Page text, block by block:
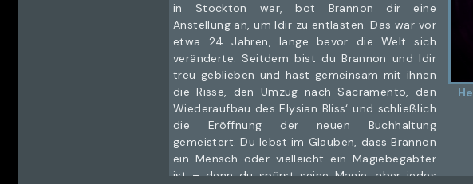
in Stockton war, bot Brannon dir eine
Anstellung an, um Idir zu entlasten. Das war vor
etwa 24 Jahren, lange bevor die Welt sich
veränderte. Seitdem bist du Brannon und Idir
treu geblieben und hast gemeinsam mit ihnen
die Risse, den Umzug nach Sacramento, den
Wiederaufbau des Elysian Bliss‘ und schließlich
die Eröffnung der neuen Buchhaltung
gemeistert. Du lebst im Glauben, dass Brannon
ein Mensch oder vielleicht ein Magiebegabter
ist – denn du spürst seine Magie, aber jedes